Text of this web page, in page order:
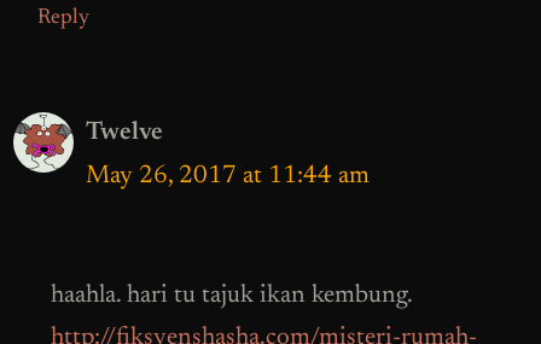
Reply
Twelve
May 26, 2017 at 11:44 am
haahla. hari tu tajuk ikan kembung.
http://fiksyenshasha.com/misteri-rumah-